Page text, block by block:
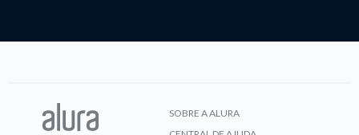
SOBRE A ALURA